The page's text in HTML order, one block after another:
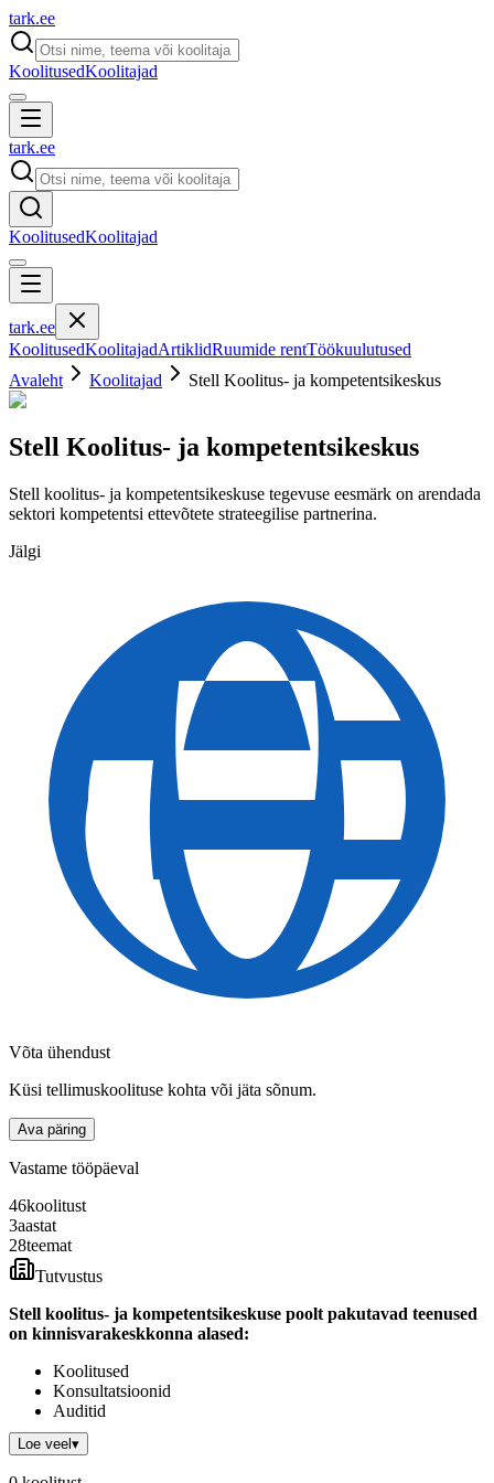
tark.ee
KoolitusedKoolitajad
tark.ee
KoolitusedKoolitajad
tark.ee
KoolitusedKoolitajadArtiklidRuumide rentTöökuulutused
Avaleht
Koolitajad Stell Koolitus- ja kompetentsikeskus
Stell Koolitus- ja kompetentsikeskus
Stell koolitus- ja kompetentsikeskuse tegevuse eesmärk on arendada
sektori kompetentsi ettevõtete strateegilise partnerina.
Jälgi
Võta ühendust
Küsi tellimuskoolituse kohta või jäta sõnum.
Ava päring
Vastame tööpäeval
46koolitust
3aastat
28teemat
Tutvustus
Stell koolitus- ja kompetentsikeskuse poolt pakutavad teenused
on kinnisvarakeskkonna alased:
Koolitused
Konsultatsioonid
Auditid
Meie meeskond koosneb erinevate valdkondade spetsialistidest, kes
Loe veel ▾